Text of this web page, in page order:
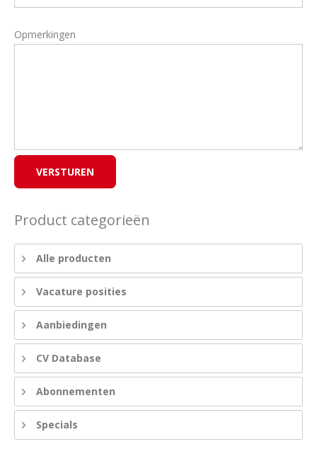
Opmerkingen
Product categorieën
Alle producten
Vacature posities
Aanbiedingen
CV Database
Abonnementen
Specials